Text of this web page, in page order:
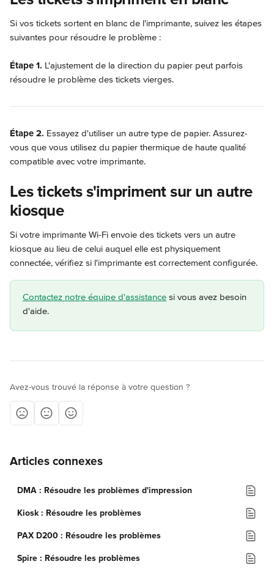
Si vos tickets sortent en blanc de l'imprimante, suivez les étapes
suivantes pour résoudre le problème :
Étape 1. L'ajustement de la direction du papier peut parfois
résoudre le problème des tickets vierges.
Étape 2. Essayez d'utiliser un autre type de papier. Assurez-
vous que vous utilisez du papier thermique de haute qualité
compatible avec votre imprimante.
Les tickets s'impriment sur un autre
kiosque
Si votre imprimante Wi-Fi envoie des tickets vers un autre
kiosque au lieu de celui auquel elle est physiquement
connectée, vérifiez si l'imprimante est correctement configurée.
Contactez notre équipe d'assistance si vous avez besoin
d'aide.
Avez-vous trouvé la réponse à votre question ?
Articles connexes
DMA : Résoudre les problèmes d'impression
Kiosk : Résoudre les problèmes
PAX D200 : Résoudre les problèmes
Spire : Résoudre les problèmes